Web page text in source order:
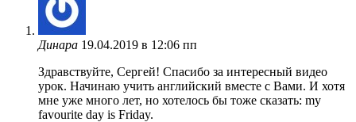
Динара 19.04.2019 в 12:06 пп
Здравствуйте, Сергей! Спасибо за интересный видео
урок. Начинаю учить английский вместе с Вами. И хотя
мне уже много лет, но хотелось бы тоже сказать: my
favourite day is Friday.